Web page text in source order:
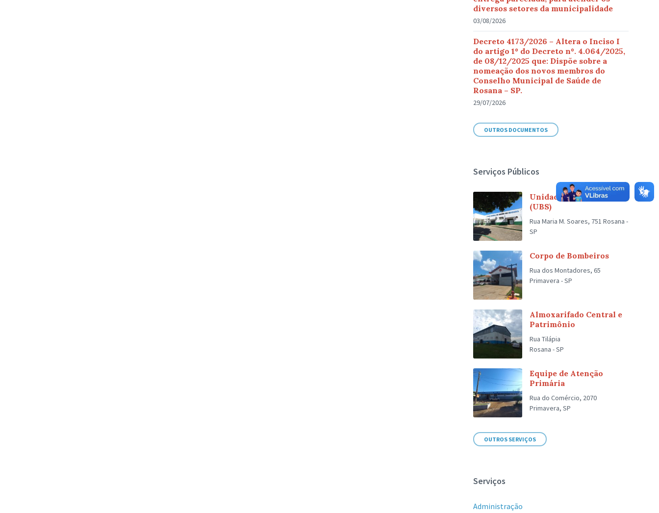
diversos setores da municipalidade
03/08/2026
Decreto 4173/2026 – Altera o Inciso I
do artigo 1º do Decreto nº. 4.064/2025,
de 08/12/2025 que: Dispõe sobre a
nomeação dos novos membros do
Conselho Municipal de Saúde de
Rosana – SP.
29/07/2026
OUTROS DOCUMENTOS
Serviços Públicos
Unidade Básica de Saúde
(UBS)
Rua Maria M. Soares, 751 Rosana -
SP
Corpo de Bombeiros
Rua dos Montadores, 65
Primavera - SP
Almoxarifado Central e
Patrimônio
Rua Tilápia
Rosana - SP
Equipe de Atenção
Primária
Rua do Comércio, 2070
Primavera, SP
OUTROS SERVIÇOS
Serviços
Administração